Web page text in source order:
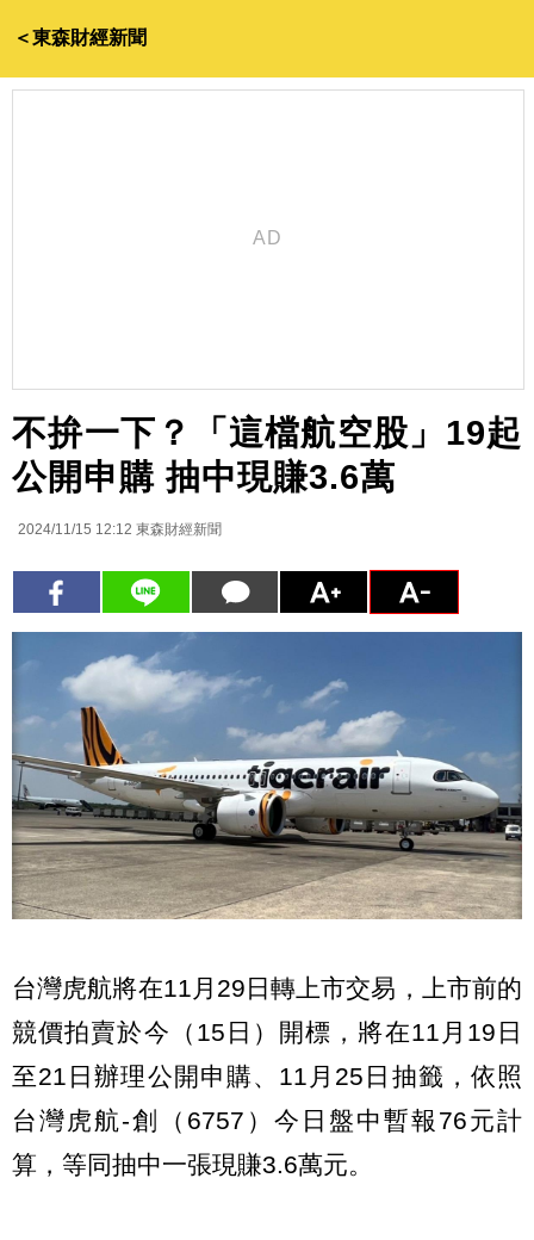
＜東森財經新聞
不拚一下？「這檔航空股」19起
公開申購 抽中現賺3.6萬
2024/11/15 12:12 東森財經新聞
台灣虎航將在11月29日轉上市交易，上市前的
競價拍賣於今（15日）開標，將在11月19日
至21日辦理公開申購、11月25日抽籤，依照
台灣虎航-創（6757）今日盤中暫報76元計
算，等同抽中一張現賺3.6萬元。